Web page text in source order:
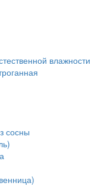
влажности
сосны